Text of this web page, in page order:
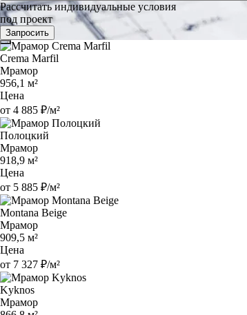
Рассчитать индивидуальные условия
под проект
Запросить
Crema Marfil
Мрамор
956,1 м²
Цена
от 4 885 ₽/м²
Полоцкий
Мрамор
918,9 м²
Цена
от 5 885 ₽/м²
Montana Beige
Мрамор
909,5 м²
Цена
от 7 327 ₽/м²
Kyknos
Мрамор